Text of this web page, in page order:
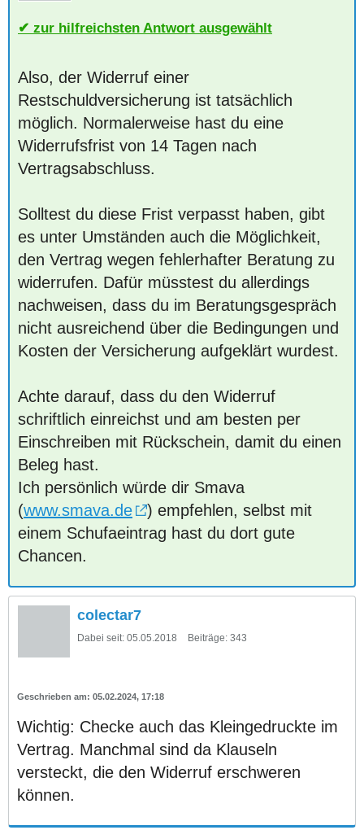
zur hilfreichsten Antwort ausgewählt
Also, der Widerruf einer
Restschuldversicherung ist tatsächlich
möglich. Normalerweise hast du eine
Widerrufsfrist von 14 Tagen nach
Vertragsabschluss.
Solltest du diese Frist verpasst haben, gibt
es unter Umständen auch die Möglichkeit,
den Vertrag wegen fehlerhafter Beratung zu
widerrufen. Dafür müsstest du allerdings
nachweisen, dass du im Beratungsgespräch
nicht ausreichend über die Bedingungen und
Kosten der Versicherung aufgeklärt wurdest.
Achte darauf, dass du den Widerruf
schriftlich einreichst und am besten per
Einschreiben mit Rückschein, damit du einen
Beleg hast.
Ich persönlich würde dir Smava
(www.smava.de
) empfehlen, selbst mit
einem Schufaeintrag hast du dort gute
Chancen.
colectar7
Dabei seit: 05.05.2018 Beiträge: 343
05.02.2024, 17:18
Wichtig: Checke auch das Kleingedruckte im
Vertrag. Manchmal sind da Klauseln
versteckt, die den Widerruf erschweren
können.